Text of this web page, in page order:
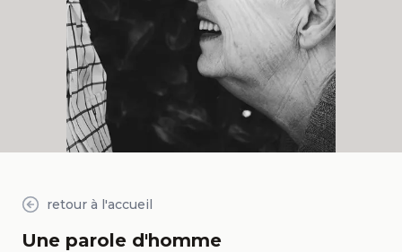
retour à l'accueil
Une parole d'homme